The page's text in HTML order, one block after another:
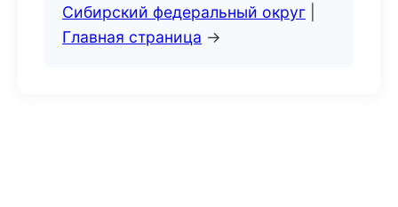
Сибирский федеральный округ
Главная страница →